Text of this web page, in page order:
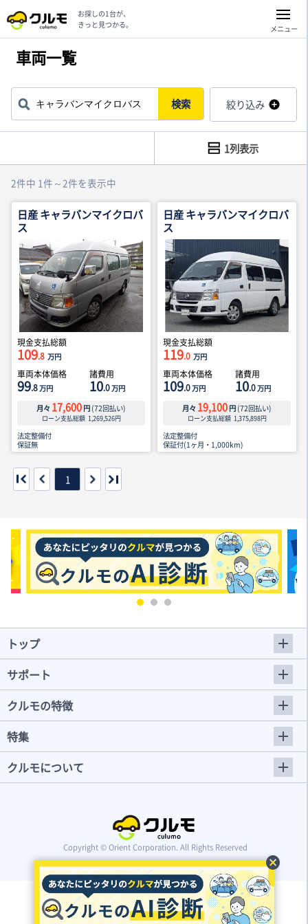
cancel
お探しの1台が、
きっと見つかる。
メニュー
車両一覧
検索 絞り込み
2件中 1件～2件を表示中
1列表示
日産 キャラバンマイクロバ
ス
現金支払総額
109.8 万円
車両本体価格
99.8万円
諸費用
10.0万円
月々 17,600 円 (72回払い)
ローン支払総額 1,269,526円
法定整備付
保証無
日産 キャラバンマイクロバ
ス
現金支払総額
119.0 万円
車両本体価格
109.0万円
諸費用
10.0万円
月々 19,100 円 (72回払い)
ローン支払総額 1,375,898円
法定整備付
保証付(1ヶ月・1,000km)
1
トップ
サポート
クルモの特徴
特集
クルモについて
Copyright © Orient Corporation. All Rights Reserved